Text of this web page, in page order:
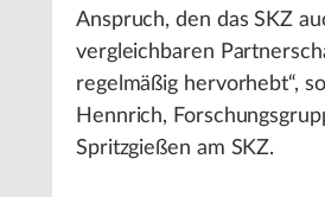
Anspruch, den das SKZ
vergleichbaren
regelmäßig hervorhebt“,
Hennrich,
Spritzgießen am SKZ.